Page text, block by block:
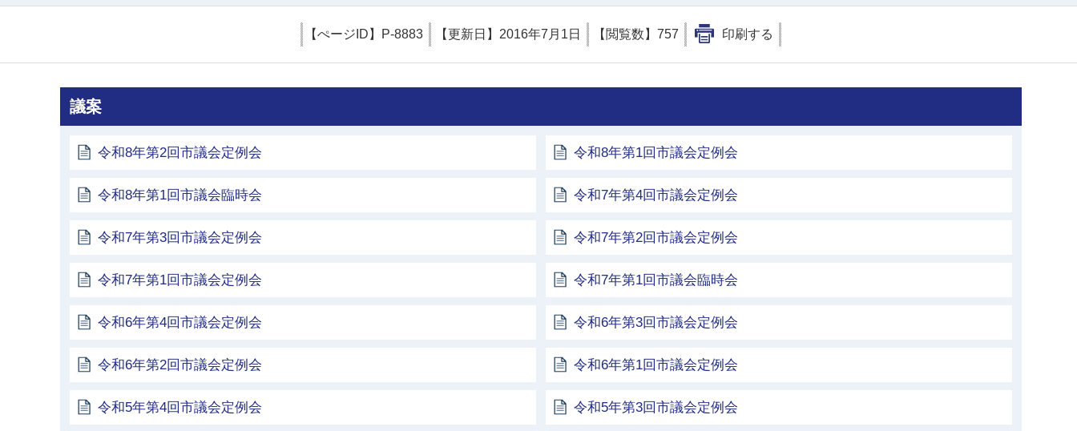
【ぺージID】 P-8883 【更新日】 2016年7月1日 【閲覧数】 757 印刷する
議案
令和8年第2回市議会定例会 令和8年第1回市議会定例会
令和8年第1回市議会臨時会 令和7年第4回市議会定例会
令和7年第3回市議会定例会 令和7年第2回市議会定例会
令和7年第1回市議会定例会 令和7年第1回市議会臨時会
令和6年第4回市議会定例会 令和6年第3回市議会定例会
令和6年第2回市議会定例会 令和6年第1回市議会定例会
令和5年第4回市議会定例会 令和5年第3回市議会定例会